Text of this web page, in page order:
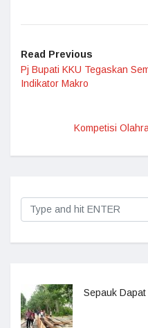
Read Previous
Pj Bupati KKU Tegaskan
Indikator Makro
Kompetisi
Sepauk